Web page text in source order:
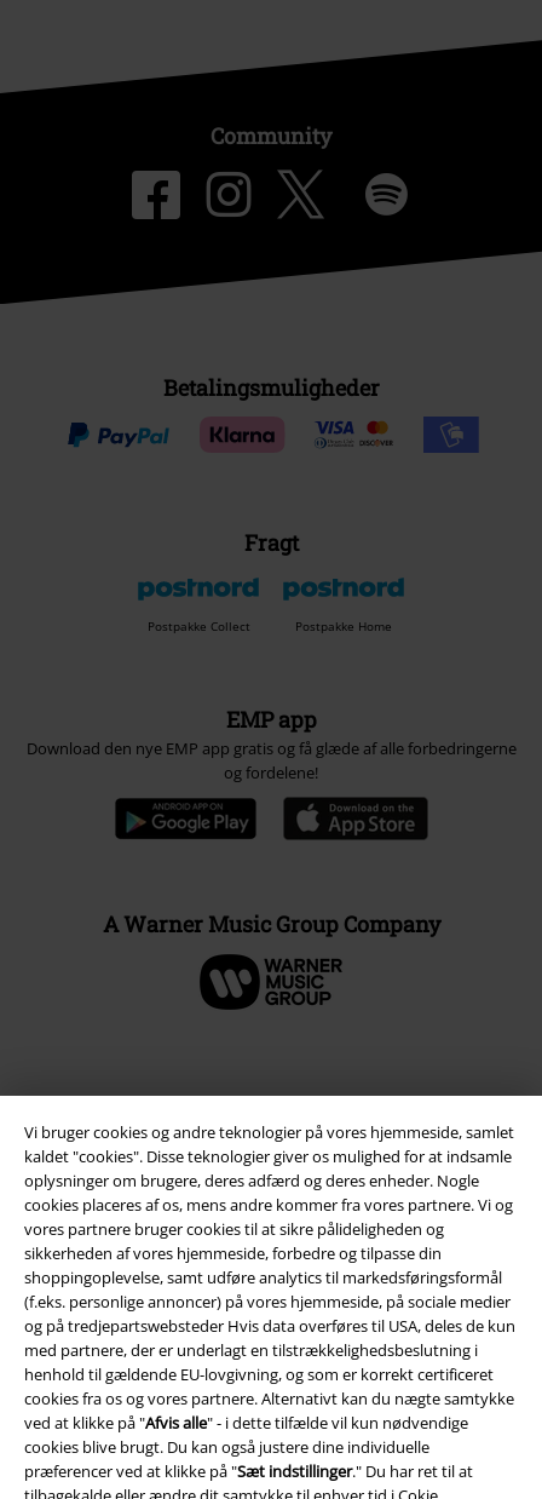
Vi bruger cookies og andre teknologier på vores hjemmeside, samlet
kaldet "cookies". Disse teknologier giver os mulighed for at indsamle
oplysninger om brugere, deres adfærd og deres enheder. Nogle
cookies placeres af os, mens andre kommer fra vores partnere. Vi og
vores partnere bruger cookies til at sikre pålideligheden og
sikkerheden af ​​vores hjemmeside, forbedre og tilpasse din
shoppingoplevelse, samt udføre analytics til markedsføringsformål
(f.eks. personlige annoncer) på vores hjemmeside, på sociale medier
og på tredjepartswebsteder Hvis data overføres til USA, deles de kun
med partnere, der er underlagt en tilstrækkelighedsbeslutning i
henhold til gældende EU-lovgivning, og som er korrekt certificeret
cookies fra os og vores partnere. Alternativt kan du nægte samtykke
ved at klikke på "Afvis alle" - i dette tilfælde vil kun nødvendige
cookies blive brugt. Du kan også justere dine individuelle
præferencer ved at klikke på "Sæt indstillinger." Du har ret til at
Community
Betalingsmuligheder
Fragt
Postpakke Collect Postpakke Home
EMP app
Download den nye EMP app gratis og få glæde af alle forbedringerne
og fordelene!
A Warner Music Group Company
Juridisk
Salgs-, medlems- & leveringsbetingelser
Om EMP Danmark
Persondatapolitik
Bortskaffelse af affald og miljøbeskyttelse